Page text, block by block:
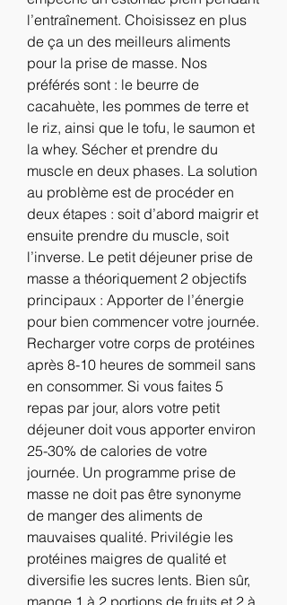
l’entraînement. Choisissez en plus
de ça un des meilleurs aliments
pour la prise de masse. Nos
préférés sont : le beurre de
cacahuète, les pommes de terre et
le riz, ainsi que le tofu, le saumon et
la whey. Sécher et prendre du
muscle en deux phases. La solution
au problème est de procéder en
deux étapes : soit d’abord maigrir et
ensuite prendre du muscle, soit
l’inverse. Le petit déjeuner prise de
masse a théoriquement 2 objectifs
principaux : Apporter de l’énergie
pour bien commencer votre journée.
Recharger votre corps de protéines
après 8-10 heures de sommeil sans
en consommer. Si vous faites 5
repas par jour, alors votre petit
déjeuner doit vous apporter environ
25-30% de calories de votre
journée. Un programme prise de
masse ne doit pas être synonyme
de manger des aliments de
mauvaises qualité. Privilégie les
protéines maigres de qualité et
diversifie les sucres lents. Bien sûr,
mange 1 à 2 portions de fruits et 2 à